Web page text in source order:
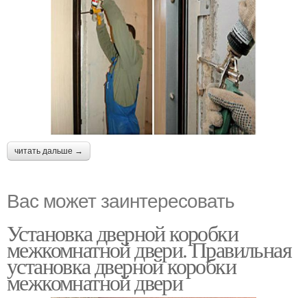
читать дальше →
Вас может заинтересовать
Установка дверной коробки
межкомнатной двери. Правильная
установка дверной коробки
межкомнатной двери